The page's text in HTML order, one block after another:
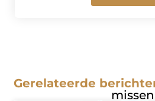
Gerelateerde
missen